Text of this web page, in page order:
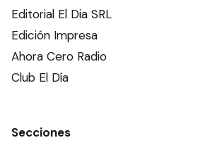
Editorial El Dia SRL
Edición Impresa
Ahora Cero Radio
Club El Día
Secciones